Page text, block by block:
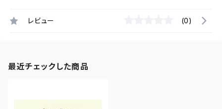
レビュー (0)
最近チェックした商品